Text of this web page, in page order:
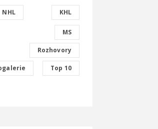
NHL KHL
MS
Rozhovory
Top 10